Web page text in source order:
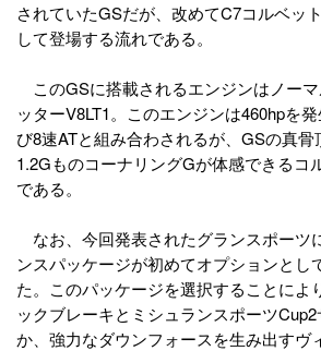
されていたGSだが、改めてC7コルベッ
して登場する流れである。
このGSに搭載されるエンジンはノーマ
ッターV8LT1。このエンジンは460hpを
び8速ATと組み合わされるが、GSの真
1.2GものコーナリングGが体感できるコ
である。
なお、今回発表されたグランスポーツ
ンスパッケージが初めてオプションとし
た。このパッケージを選択することによ
ックブレーキとミシュランスポーツ
か、強力なダウンフォースを生み出すヴ